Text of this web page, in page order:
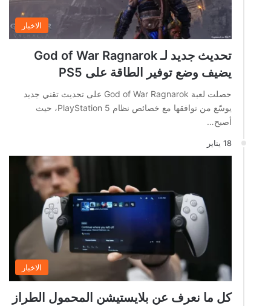
الاخبار
تحديث جديد لـ God of War Ragnarok
يضيف وضع توفير الطاقة على PS5
حصلت لعبة God of War Ragnarok على تحديث تقني جديد
يوسّع من توافقها مع خصائص نظام PlayStation 5، حيث
أصبح…
18 يناير
الاخبار
كل ما نعرف عن بلايستيشن المحمول الطراز